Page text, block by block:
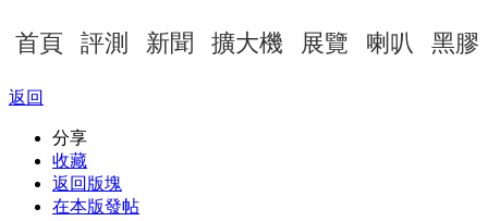
首頁 評測 新聞 擴大機 展覽 喇叭 黑膠
返回
分享
收藏
返回版塊
在本版發帖